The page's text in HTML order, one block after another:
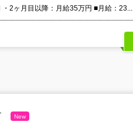
2ヶ月目以降：月給35万円 ■月給：23...
New